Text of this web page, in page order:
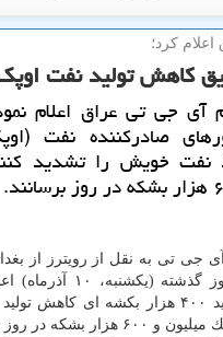
كرد؛
كاهش تولید نفت
جی تی عراق اعلام
صادركننده نفت
نفت خویش را تشدید
جی تی به نقل از رویترز از
۱۰ آذرماه) اعلام نمود كه
متحدانش تشدید ۴۰۰ هزار بكشه ای
در روز را بررسی می كنند.